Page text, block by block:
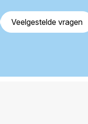
Veelgestelde vragen